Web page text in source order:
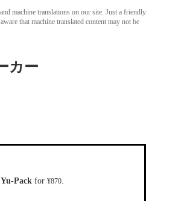
machine translations on our site. Just a friendly
that machine translated content may not be
カー
Yu-Packfor ¥870.